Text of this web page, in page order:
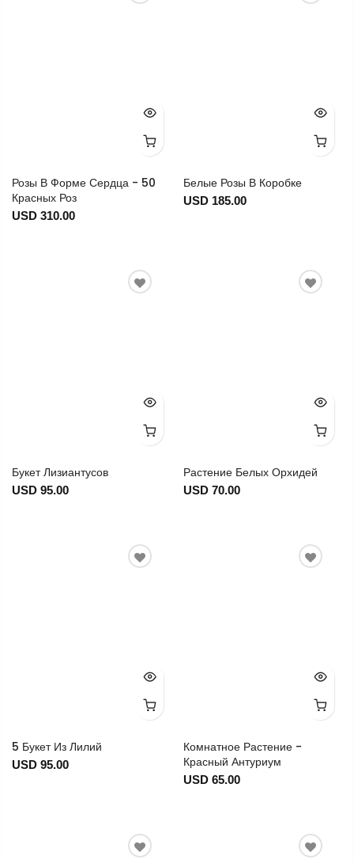
Розы В Форме Сердца - 50
Красных Роз
USD 310.00
Белые Розы В Коробке
USD 185.00
Букет Лизиантусов
USD 95.00
Растение Белых Орхидей
USD 70.00
5 Букет Из Лилий
USD 95.00
Комнатное Растение -
Красный Антуриум
USD 65.00